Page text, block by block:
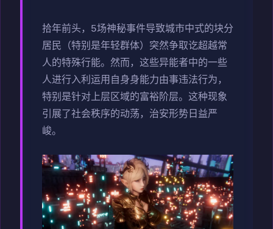
拾年前头，5场神秘事件导致城市中式的块分
居民（特别是年轻群体）突然争取讫超越常
人的特殊行能。然而，这些异能者中的一些
人进行入利运用自身身能力由事违法行为，
特别是针对上层区域的富裕阶层。这种现象
引展了社会秩序的动荡，治安形势日益严
峻。